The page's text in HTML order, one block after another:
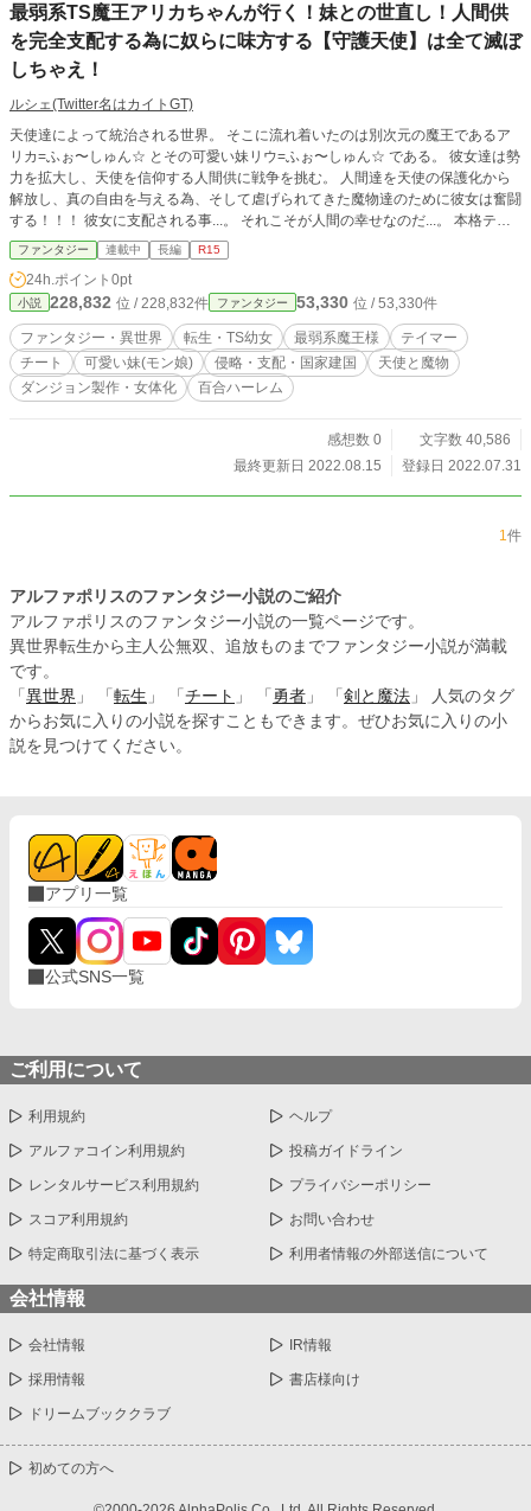
最弱系TS魔王アリカちゃんが行く！妹との世直し！人間供
を完全支配する為に奴らに味方する【守護天使】は全て滅ぼ
しちゃえ！
ルシェ(Twitter名はカイトGT)
天使達によって統治される世界。 そこに流れ着いたのは別次元の魔王であるア
リカ=ふぉ〜しゅん☆ とその可愛い妹リウ=ふぉ〜しゅん☆ である。 彼女達は勢
力を拡大し、天使を信仰する人間供に戦争を挑む。 人間達を天使の保護化から
解放し、真の自由を与える為、そして虐げられてきた魔物達のために彼女は奮闘
する！！！ 彼女に支配される事...。 それこそが人間の幸せなのだ...。 本格テイ
マーファンタジーここに開幕！！！ (はいっ！ ここに書いてある事に嘘があり
ます！ じゃあ中身を見て確認しよう！！！)
ファンタジー 連載中 長編 R15
24h.ポイント 0pt
小説 228,832 位 / 228,832件 ファンタジー 53,330 位 / 53,330件
ファンタジー・異世界 転生・TS幼女 最弱系魔王様
テイマー
チート
可愛い妹(モン娘) 侵略・支配・国家建国
天使と魔物
ダンジョン製作・女体化
百合ハーレム
感想数 0
文字数 40,586
最終更新日 2022.08.15
登録日 2022.07.31
1件
アルファポリスのファンタジー小説のご紹介
アルファポリスのファンタジー小説の一覧ページです。
異世界転生から主人公無双、追放ものまでファンタジー小説が満載
です。
「 異世界 」 「 転生 」 「 チート 」 「 勇者 」 「 剣と魔法 」 人気のタグ
からお気に入りの小説を探すこともできます。ぜひお気に入りの小
説を見つけてください。
アプリ一覧
公式SNS一覧
ご利用について
利用規約 ヘルプ
アルファコイン利用規約 投稿ガイドライン
レンタルサービス利用規約 プライバシーポリシー
スコア利用規約 お問い合わせ
特定商取引法に基づく表示 利用者情報の外部送信について
会社情報
会社情報 IR情報
採用情報 書店様向け
ドリームブッククラブ
初めての方へ